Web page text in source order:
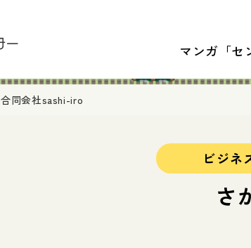
マンガ「セ
合同会社sashi-iro
ビジネ
さ